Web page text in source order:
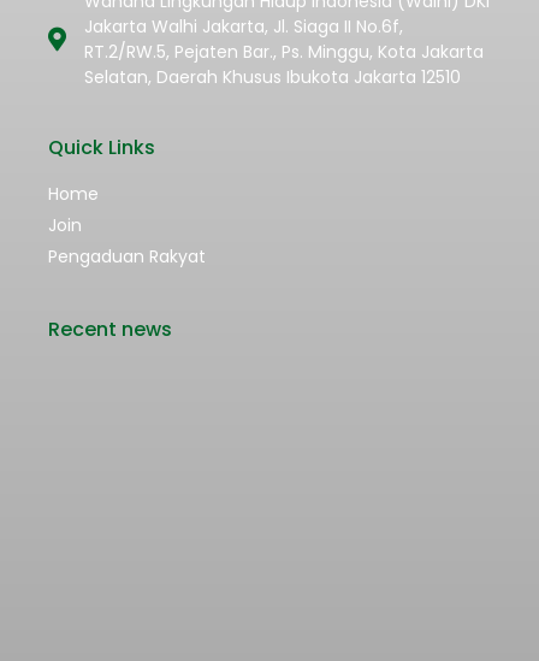
Jakarta Walhi Jakarta, Jl. Siaga II No.6f,
RT.2/RW.5, Pejaten Bar., Ps. Minggu, Kota Jakarta
Selatan, Daerah Khusus Ibukota Jakarta 12510
Quick Links
Home
Join
Pengaduan Rakyat
Recent news